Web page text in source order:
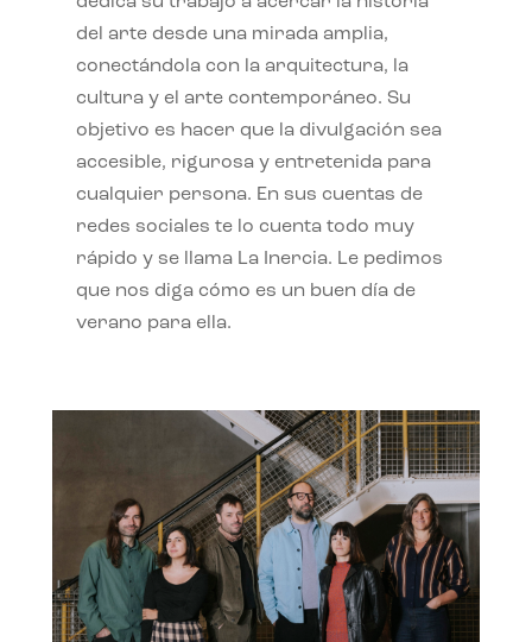
del arte desde una mirada amplia,
conectándola con la arquitectura, la
cultura y el arte contemporáneo. Su
objetivo es hacer que la divulgación sea
accesible, rigurosa y entretenida para
cualquier persona. En sus cuentas de
redes sociales te lo cuenta todo muy
rápido y se llama La Inercia. Le pedimos
que nos diga cómo es un buen día de
verano para ella.